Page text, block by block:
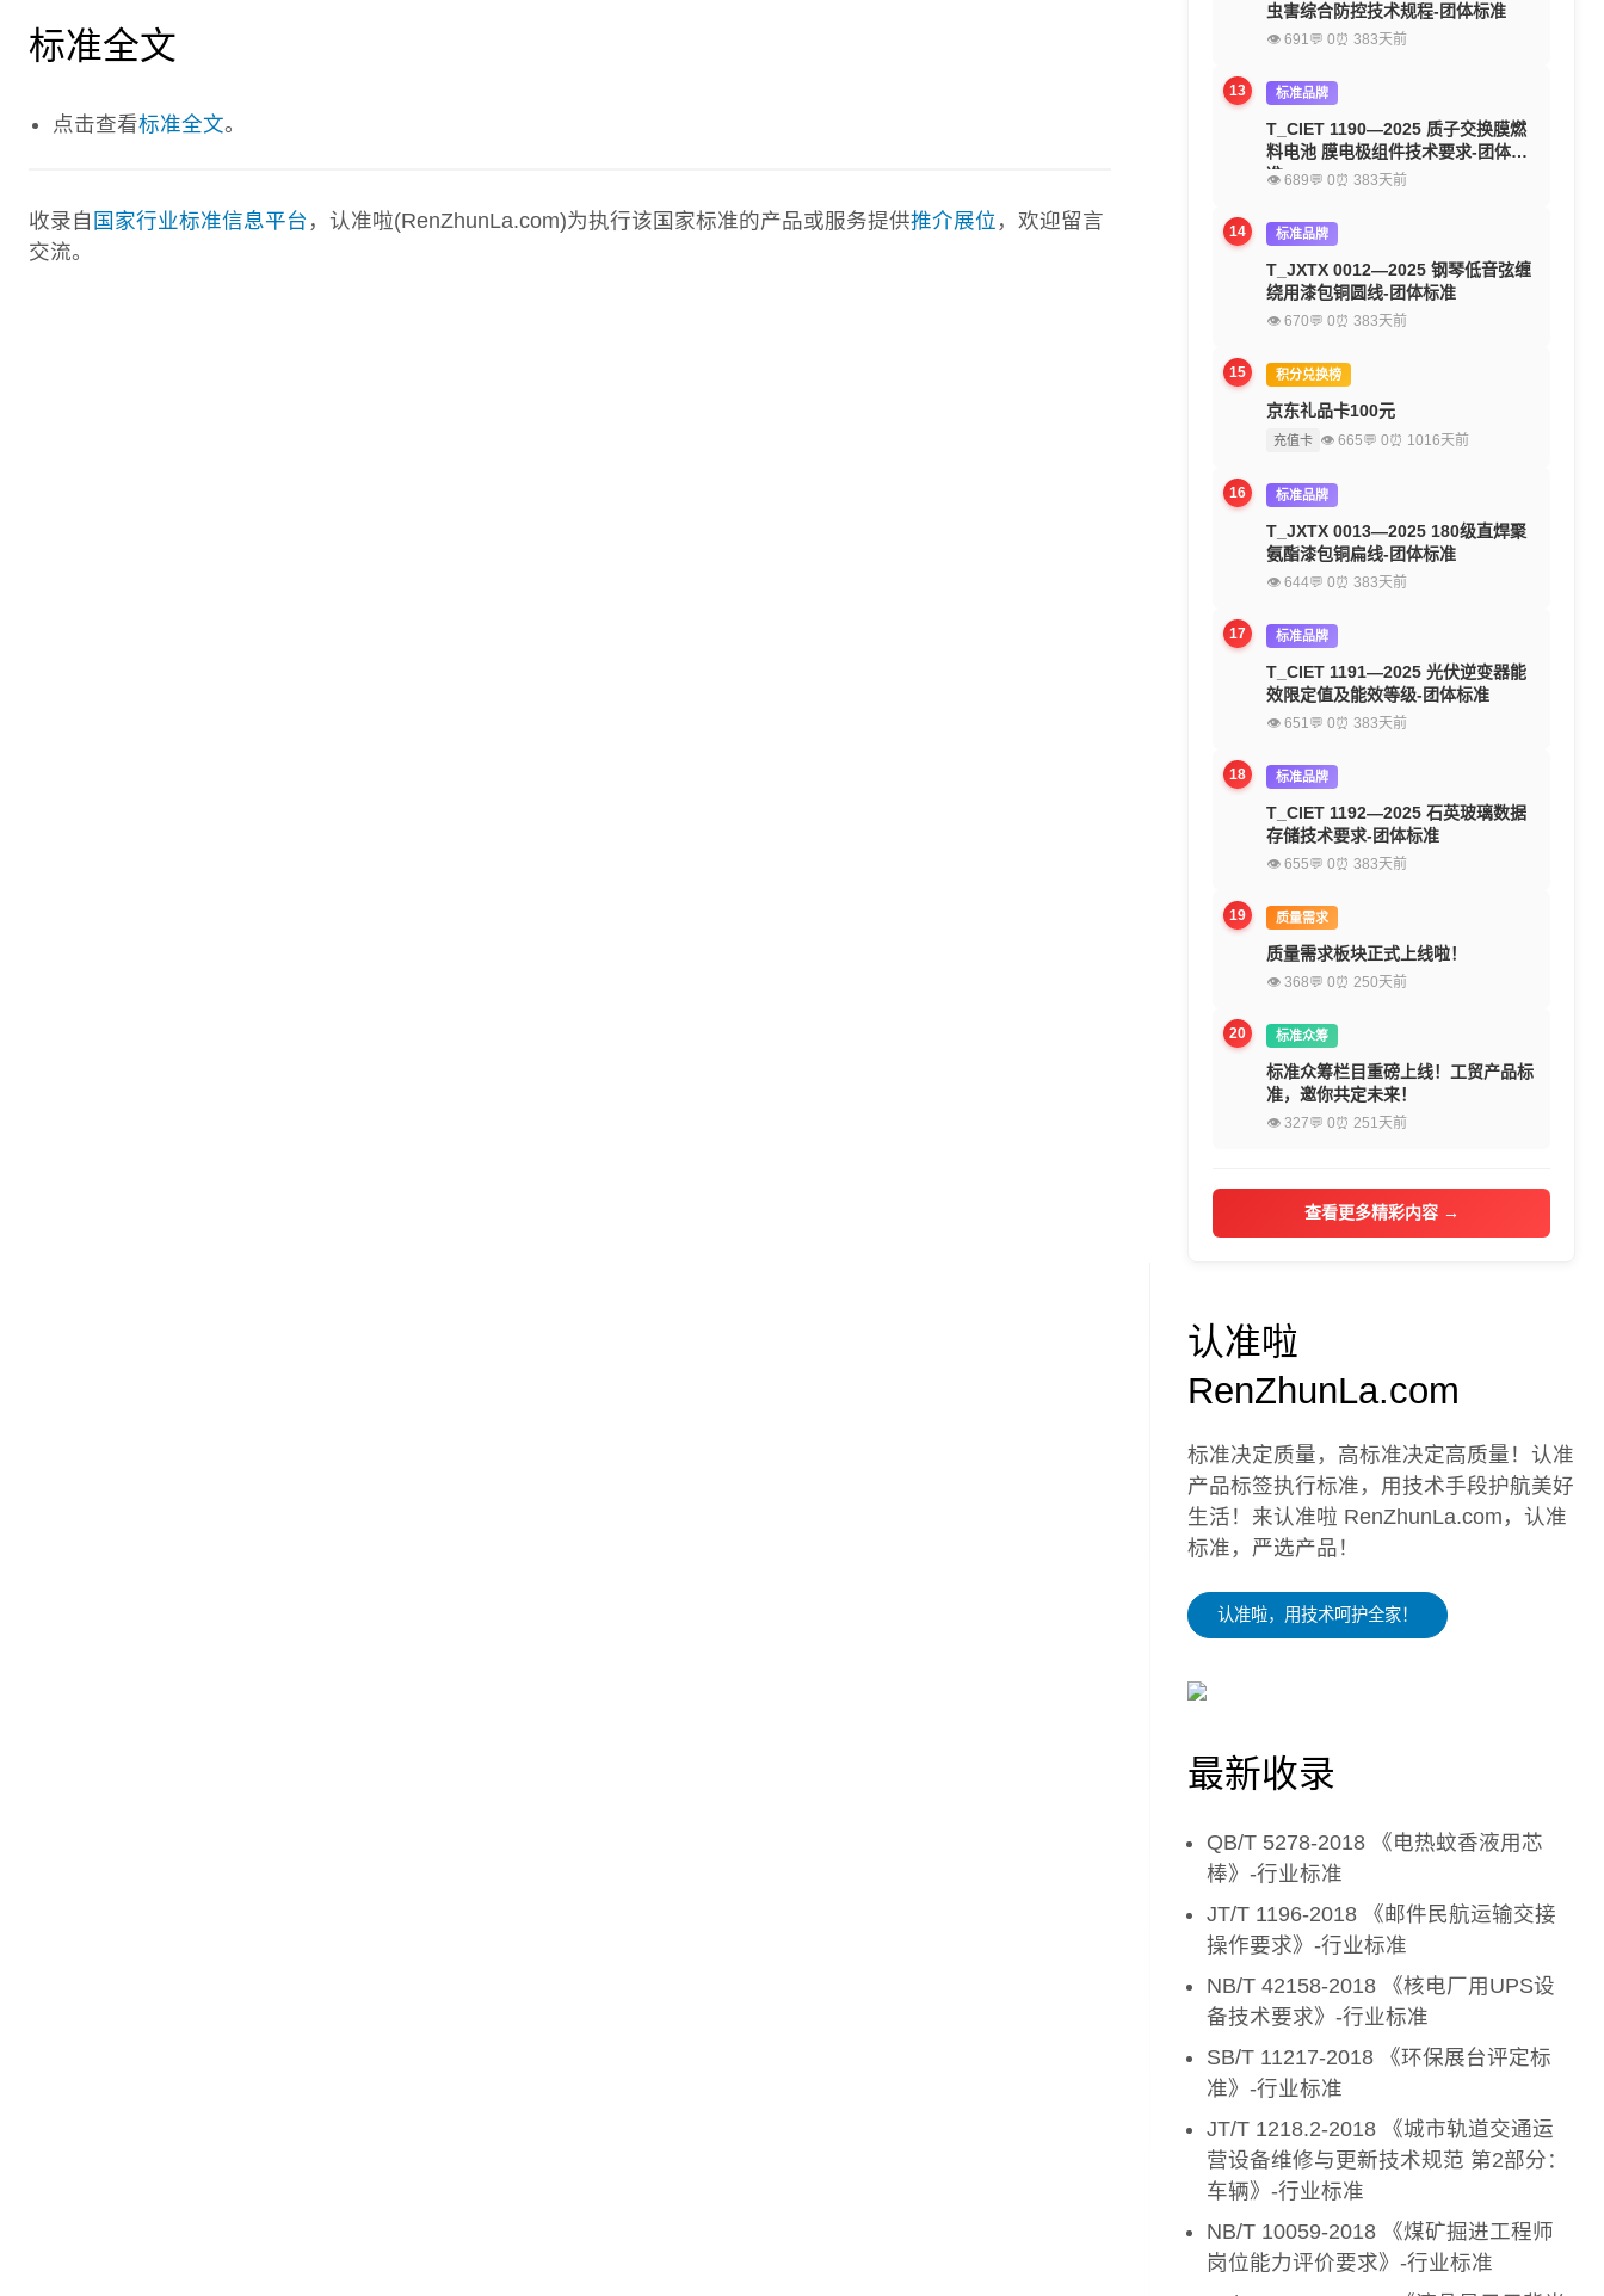
标准全文
点击查看标准全文。
收录自 国家行业标准信息平台 ，认准啦(RenZhunLa.com)为执行该国家标准的产品或服务提供推介展位 ，欢迎留言
交流。
虫害综合防控技术规程-团体标准
👁 691💬 0⏰ 383天前
13 标准品牌
T_CIET 1190—2025 质子交换膜燃
料电池 膜电极组件技术要求-团体标
准
👁 689💬 0⏰ 383天前
14 标准品牌
T_JXTX 0012—2025 钢琴低音弦缠
绕用漆包铜圆线-团体标准
👁 670💬 0⏰ 383天前
15 积分兑换榜
京东礼品卡100元
充值卡 👁 665💬 0⏰ 1016天前
16 标准品牌
T_JXTX 0013—2025 180级直焊聚
氨酯漆包铜扁线-团体标准
👁 644💬 0⏰ 383天前
17 标准品牌
T_CIET 1191—2025 光伏逆变器能
效限定值及能效等级-团体标准
👁 651💬 0⏰ 383天前
18 标准品牌
T_CIET 1192—2025 石英玻璃数据
存储技术要求-团体标准
👁 655💬 0⏰ 383天前
19 质量需求
质量需求板块正式上线啦！
👁 368💬 0⏰ 250天前
20 标准众筹
标准众筹栏目重磅上线！工贸产品标
准，邀你共定未来！
👁 327💬 0⏰ 251天前
查看更多精彩内容 →
认准啦
RenZhunLa.com
标准决定质量，高标准决定高质量！认准
产品标签执行标准，用技术手段护航美好
生活！来认准啦 RenZhunLa.com，认准
标准，严选产品！
认准啦，用技术呵护全家！
最新收录
QB/T 5278-2018 《电热蚊香液用芯
棒》-行业标准
JT/T 1196-2018 《邮件民航运输交接
操作要求》-行业标准
NB/T 42158-2018 《核电厂用UPS设
备技术要求》-行业标准
SB/T 11217-2018 《环保展台评定标
准》-行业标准
JT/T 1218.2-2018 《城市轨道交通运
营设备维修与更新技术规范 第2部分：
车辆》-行业标准
NB/T 10059-2018 《煤矿掘进工程师
岗位能力评价要求》-行业标准